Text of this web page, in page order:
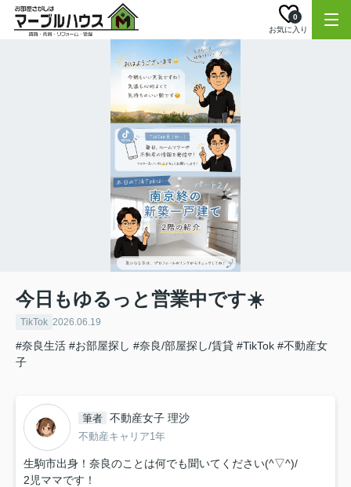
お気に入り
0
今日もゆるっと営業中です☀️
TikTok 2026.06.19
#奈良生活 #お部屋探し #奈良/部屋探し/賃貸 #TikTok #不動産女
子
筆者 不動産女子 理沙
不動産キャリア1年
生駒市出身！奈良のことは何でも聞いてください(^▽^)/
2児ママです！